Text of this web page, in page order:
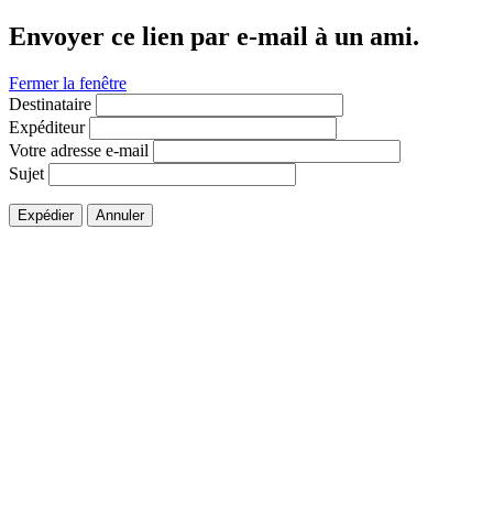
Envoyer ce lien par e-mail à un ami.
Fermer la fenêtre
Destinataire
Expéditeur
Votre adresse e-mail
Sujet
Expédier Annuler